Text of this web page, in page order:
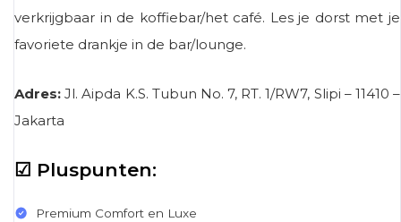
verkrijgbaar in de koffiebar/het café. Les je dorst met je
favoriete drankje in de bar/lounge.
Adres: Jl. Aipda K.S. Tubun No. 7, RT. 1/RW7, Slipi – 11410 –
Jakarta
☑ Pluspunten:
Premium Comfort en Luxe